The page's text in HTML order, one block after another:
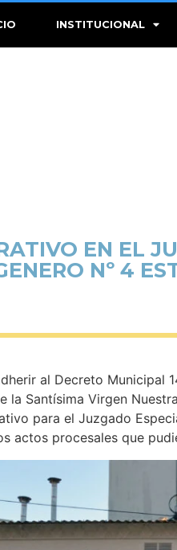
INSTITUCIONAL
EN EL
Nº 4
al Decreto Municipal
la Santísima Virgen
para el Juzgado
actos procesales que